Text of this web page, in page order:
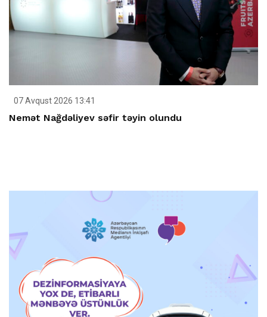
07 Avqust 2026 13:41
Nemət Nağdəliyev səfir təyin olundu